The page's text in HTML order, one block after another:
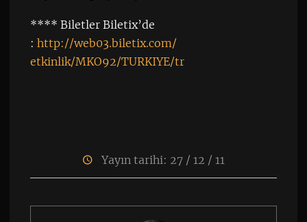
**** Biletler Biletix’de
: http://web03.biletix.com/
etkinlik/MKO92/TURKIYE/tr
Yayın tarihi: 27 / 12 / 11